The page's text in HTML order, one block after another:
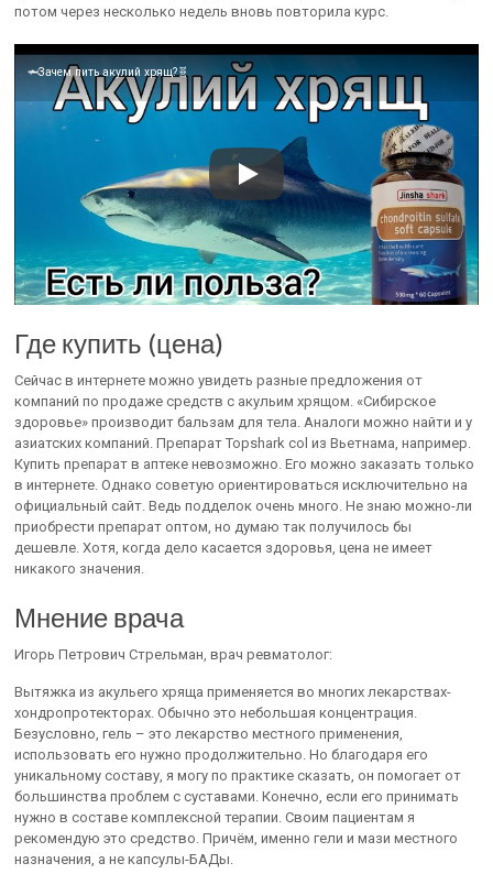
потом через несколько недель вновь повторила курс.
🦈Зачем пить акулий хрящ?🧬
Где купить (цена)
Сейчас в интернете можно увидеть разные предложения от
компаний по продаже средств с акульим хрящом. «Сибирское
здоровье» производит бальзам для тела. Аналоги можно найти и у
азиатских компаний. Препарат Topshark col из Вьетнама, например.
Купить препарат в аптеке невозможно. Его можно заказать только
в интернете. Однако советую ориентироваться исключительно на
официальный сайт. Ведь подделок очень много. Не знаю можно-ли
приобрести препарат оптом, но думаю так получилось бы
дешевле. Хотя, когда дело касается здоровья, цена не имеет
никакого значения.
Мнение врача
Игорь Петрович Стрельман, врач ревматолог:
Вытяжка из акульего хряща применяется во многих лекарствах-
хондропротекторах. Обычно это небольшая концентрация.
Безусловно, гель – это лекарство местного применения,
использовать его нужно продолжительно. Но благодаря его
уникальному составу, я могу по практике сказать, он помогает от
большинства проблем с суставами. Конечно, если его принимать
нужно в составе комплексной терапии. Своим пациентам я
рекомендую это средство. Причём, именно гели и мази местного
назначения, а не капсулы-БАДы.